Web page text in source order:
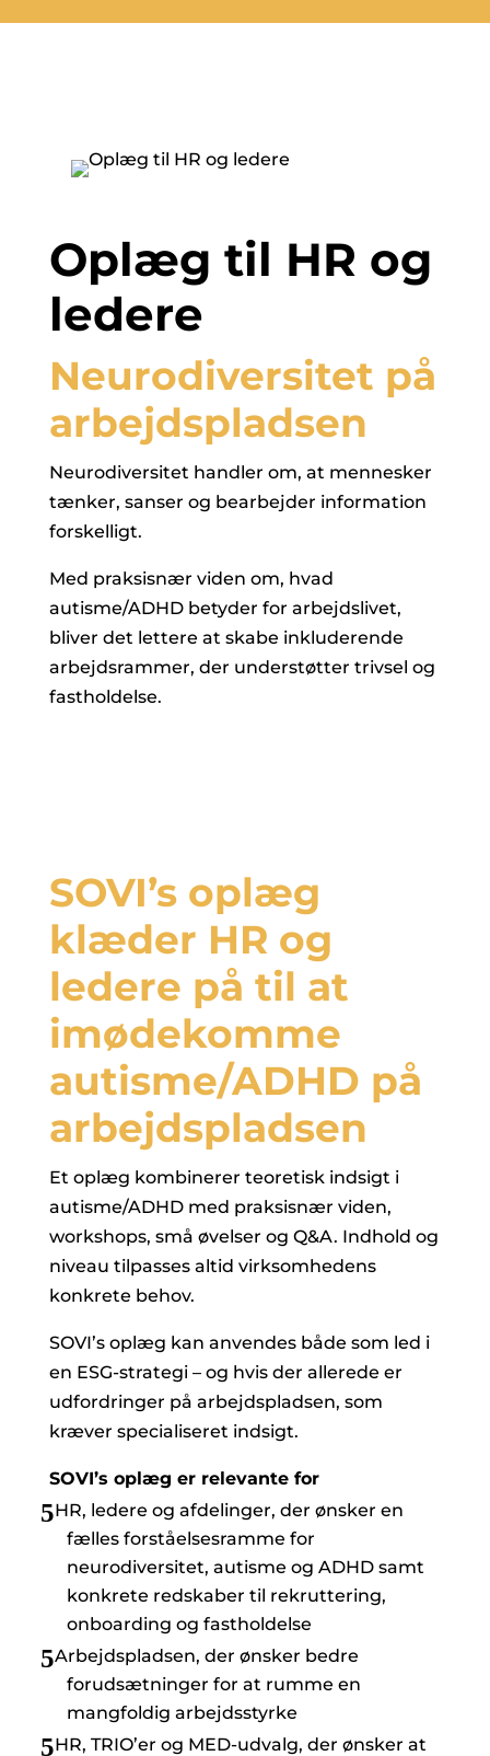
Oplæg til HR og
ledere
Neurodiversitet på
arbejdspladsen
Neurodiversitet handler om, at mennesker
tænker, sanser og bearbejder information
forskelligt.
Med praksisnær viden om, hvad
autisme/ADHD betyder for arbejdslivet,
bliver det lettere at skabe inkluderende
arbejdsrammer, der understøtter trivsel og
fastholdelse.
SOVI’s oplæg
klæder HR og
ledere på til at
imødekomme
autisme/ADHD på
arbejdspladsen
Et oplæg kombinerer teoretisk indsigt i
autisme/ADHD med praksisnær viden,
workshops, små øvelser og Q&A. Indhold og
niveau tilpasses altid virksomhedens
konkrete behov.
SOVI’s oplæg kan anvendes både som led i
en ESG-strategi – og hvis der allerede er
udfordringer på arbejdspladsen, som
kræver specialiseret indsigt.
SOVI’s oplæg er relevante for
HR, ledere og afdelinger, der ønsker en
fælles forståelsesramme for
neurodiversitet, autisme og ADHD samt
konkrete redskaber til rekruttering,
onboarding og fastholdelse
Arbejdspladsen, der ønsker bedre
forudsætninger for at rumme en
mangfoldig arbejdsstyrke
HR, TRIO’er og MED-udvalg, der ønsker at